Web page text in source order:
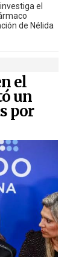
el
de Nélida
el
un
por